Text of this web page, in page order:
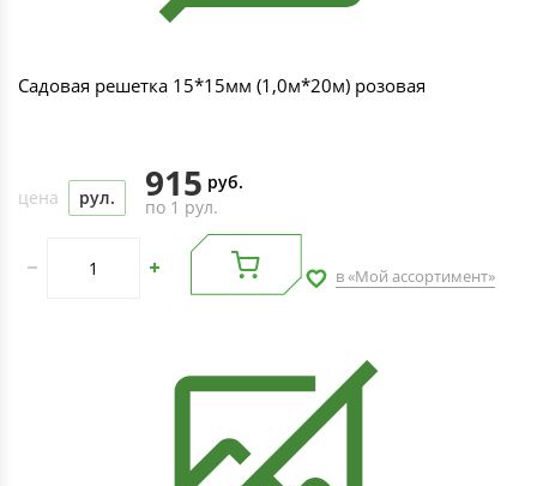
Садовая решетка 15*15мм (1,0м*20м) розовая
цена рул. 915 руб.
по 1 рул.
в «Мой ассортимент»